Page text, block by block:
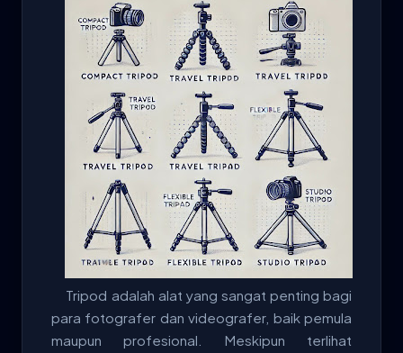
Tripod adalah alat yang sangat penting bagi
para fotografer dan videografer, baik pemula
maupun profesional. Meskipun terlihat